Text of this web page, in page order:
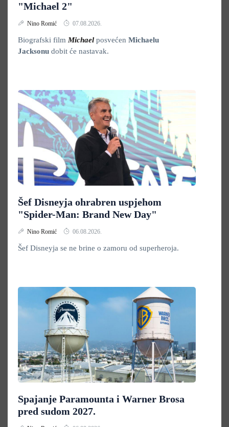
"Michael 2"
Nino Romić 07.08.2026.
Biografski film Michael posvećen Michaelu
Jacksonu dobit će nastavak.
Šef Disneyja ohrabren uspjehom
"Spider-Man: Brand New Day"
Nino Romić 06.08.2026.
Šef Disneyja se ne brine o zamoru od superheroja.
Spajanje Paramounta i Warner Brosa
pred sudom 2027.